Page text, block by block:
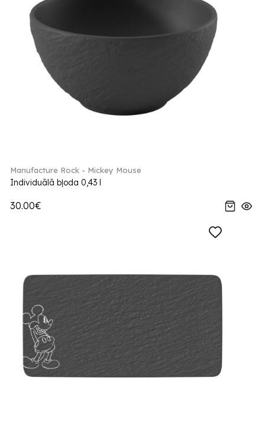
Manufacture Rock - Mickey Mouse
Individuālā bļoda 0,43 l
30.00€